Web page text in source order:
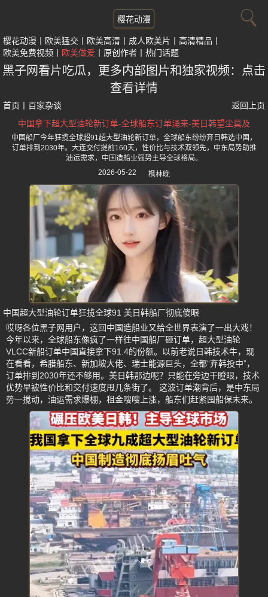
樱花动漫
樱花动漫 欧美猛交 欧美高清 成人欧美片
高清精品
欧美免费视频
欧美做爱 原创作者 热门话题
黑子网看片吃瓜，更多内部图片和独家视频：点击
查看详情
首页 百家杂谈
返回上页
中国拿下超大型油轮新订单-全球船东订单涌来-美日韩望尘莫及
中国船厂今年狂揽全球超91超大型油轮新订单，全球船东纷纷弃日韩选中国，
订单排到2030年。大连交付提前160天，性价比与技术双领先，中东局势助推
油运需求，中国造船业强势主导全球格局。
2026-05-22
枫林晚
中国超大型油轮订单狂揽全球91 美日韩船厂彻底傻眼
哎呀各位黑子网用户，这回中国造船业又给全世界表演了一出大戏！
今年以来，全球船东像疯了一样往中国船厂砸订单，超大型油轮
VLCC新船订单中国直接拿下91.4的份额。以前老说日韩技术牛，现
在看看，希腊船东、新加坡大佬、瑞士能源巨头，全都“弃韩投中”，
订单排到2030年还不够用。美日韩那边呢？只能在旁边干瞪眼，技术
优势早被性价比和交付速度甩几条街了。 这波订单潮背后，是中东局
势一搅动，油运需求爆棚，租金嗖嗖上涨，船东们赶紧囤船保未来。